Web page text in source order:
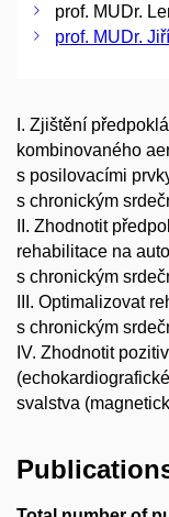
prof. MUDr.
prof. MUDr.
I. Zjištění
kombinovaného
s posilovacími
s chronickým
II. Zhodnotit
rehabilitace na
s chronickým
III. Optimalizovat
s chronickým
IV. Zhodnotit
svalstva